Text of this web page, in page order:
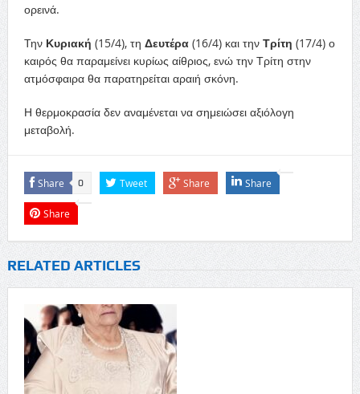
ορεινά.
Την Κυριακή (15/4), τη Δευτέρα(16/4) και την Τρίτη (17/4) ο
καιρός θα παραμείνει κυρίως αίθριος, ενώ την Τρίτη στην
ατμόσφαιρα θα παρατηρείται αραιή σκόνη.
Η θερμοκρασία δεν αναμένεται να σημειώσει αξιόλογη
μεταβολή.
Share 0 Tweet Share Share
Share
RELATED ARTICLES